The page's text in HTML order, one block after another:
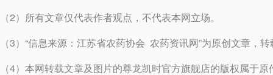
（2）所有文章仅代表作者观点，不代表本网立场。
（3）“信息来源：江苏省农药协会 农药资讯网”为原创文章，
（4）本网转载文章及图片的尊龙凯时官方旗舰店的版权属于